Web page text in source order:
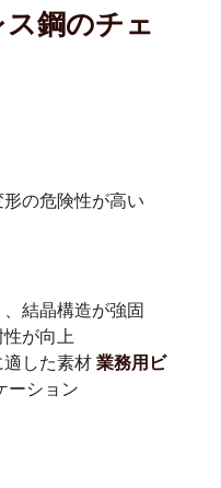
ス鋼のチェ
の危険性が高い
結晶構造が強固
が向上
適した素材業務用ビ
ーション